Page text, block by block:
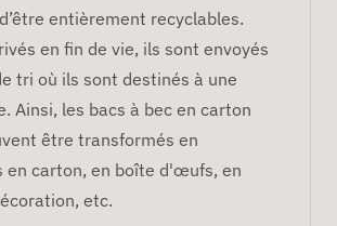
entièrement recyclables.
en fin de vie, ils sont envoyés
tri où ils sont destinés à une
Ainsi, les bacs à bec en carton
être transformés en
en carton, en boîte d'œufs, en
etc.